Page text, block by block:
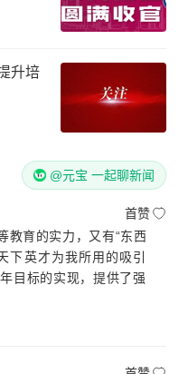
升培
@元宝 一起聊新闻
首赞
教育的实力，又有“东西
下英才为我所用的吸引
目标的实现，提供了强